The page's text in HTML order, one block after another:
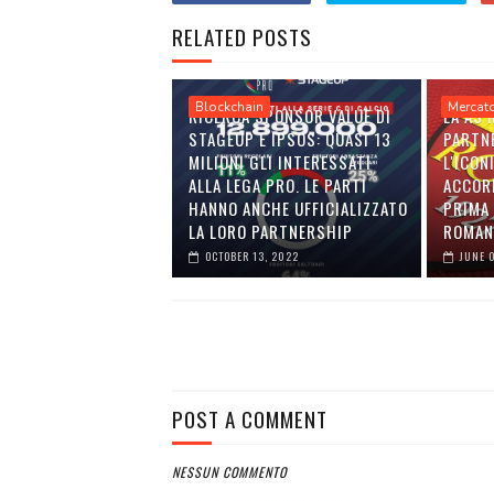
RELATED POSTS
Blockchain
RICERCA SPONSOR VALUE DI
STAGEUP E IPSOS: QUASI 13
MILIONI GLI INTERESSATI
ALLA LEGA PRO. LE PARTI
HANNO ANCHE UFFICIALIZZATO
LA LORO PARTNERSHIP
OCTOBER 13, 2022
LA AS
PRIMA
JUNE
POST A COMMENT
NESSUN COMMENTO